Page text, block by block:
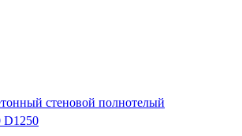
стеновой полнотелый
D1250